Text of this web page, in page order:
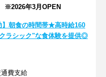
※2026年3月OPEN
】朝食の時間帯★高時給160
ラシック"な食体験を提供◎
費支給